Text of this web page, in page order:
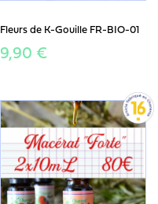
Fleurs de K-Gouille FR-BIO-01
9,90 €